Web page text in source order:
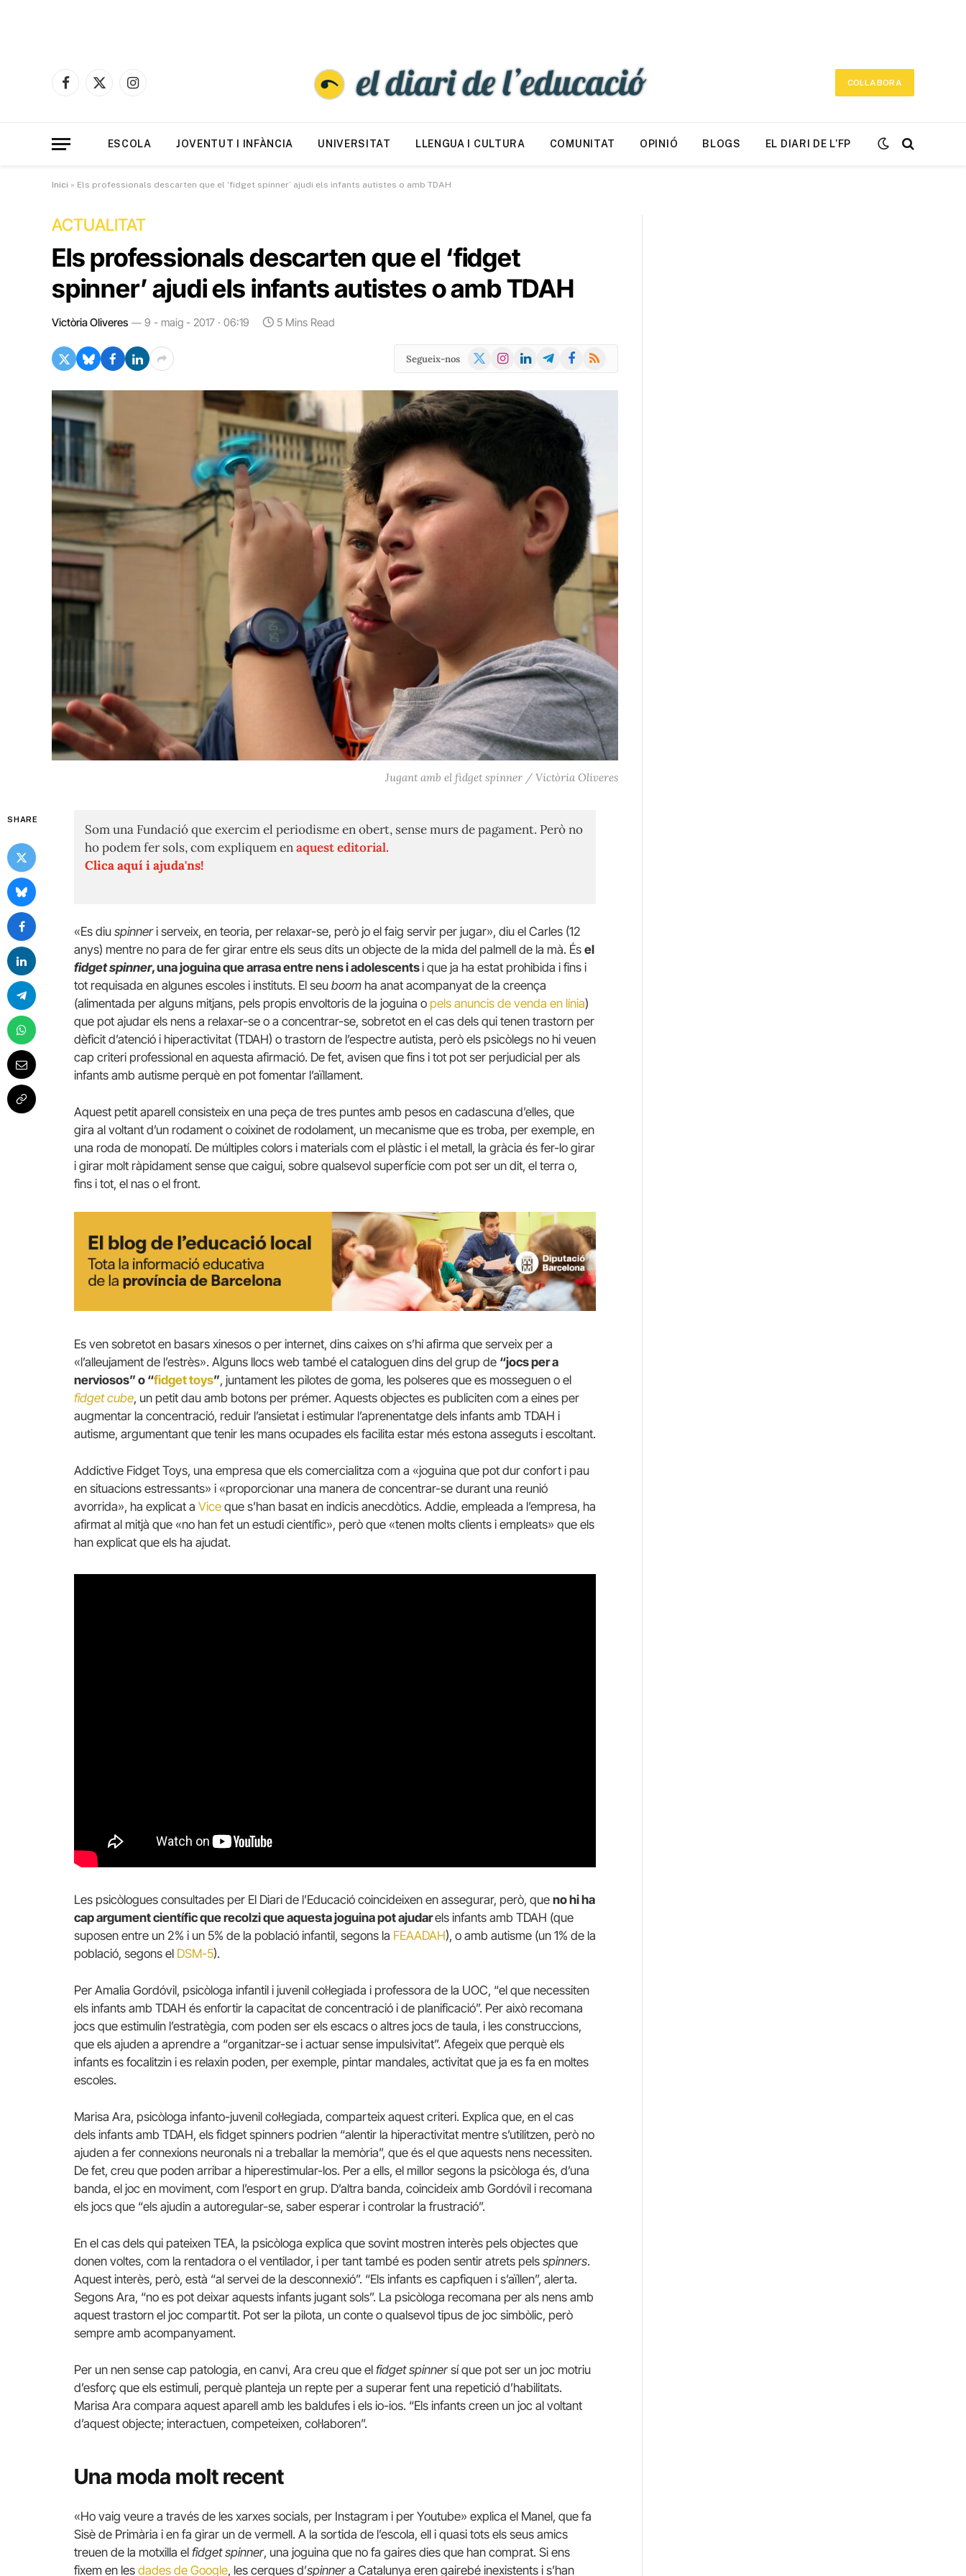
Facebook
X
Instagram
COL·LABORA
ESCOLA JOVENTUT I INFÀNCIA UNIVERSITAT LLENGUA I CULTURA COMUNITAT OPINIÓ BLOGS EL DIARI DE L’FP
Inici » Els professionals descarten que el ‘fidget spinner’ ajudi els infants autistes o amb TDAH
ACTUALITAT
Els professionals descarten que el ‘fidget
spinner’ ajudi els infants autistes o amb TDAH
Victòria Oliveres 9 - maig - 2017 · 06:19 5 Mins Read
Segueix-nos
X
Instagram
LinkedInTelegramFacebook
RSS
Jugant amb el fidget spinner / Victòria Oliveres
SHARE
Som una Fundació que exercim el periodisme en obert, sense murs de pagament. Però no
ho podem fer sols, com expliquem enaquest editorial.
Clica aquí i ajuda'ns!
«Es diu spinneri serveix, en teoria, per relaxar-se, però jo el faig servir per jugar», diu el Carles (12
anys) mentre no para de fer girar entre els seus dits un objecte de la mida del palmell de la mà. És el
fidget spinner, una joguina que arrasa entre nens i adolescentsi que ja ha estat prohibida i fins i
tot requisada en algunes escoles i instituts. El seu boom ha anat acompanyat de la creença
(alimentada per alguns mitjans, pels propis envoltoris de la joguina o pels anuncis de venda en línia)
que pot ajudar els nens a relaxar-se o a concentrar-se, sobretot en el cas dels qui tenen trastorn per
dèficit d’atenció i hiperactivitat (TDAH) o trastorn de l’espectre autista, però els psicòlegs no hi veuen
cap criteri professional en aquesta afirmació. De fet, avisen que fins i tot pot ser perjudicial per als
infants amb autisme perquè en pot fomentar l’aïllament.
Aquest petit aparell consisteix en una peça de tres puntes amb pesos en cadascuna d’elles, que
gira al voltant d’un rodament o coixinet de rodolament, un mecanisme que es troba, per exemple, en
una roda de monopatí. De múltiples colors i materials com el plàstic i el metall, la gràcia és fer-lo girar
i girar molt ràpidament sense que caigui, sobre qualsevol superfície com pot ser un dit, el terra o,
fins i tot, el nas o el front.
Es ven sobretot en basars xinesos o per internet, dins caixes on s’hi afirma que serveix per a
«l’alleujament de l’estrès». Alguns llocs web també el cataloguen dins del grup de “jocs per a
nerviosos” o “fidget toys”, juntament les pilotes de goma, les polseres que es mosseguen o el
fidget cube, un petit dau amb botons per prémer. Aquests objectes es publiciten com a eines per
augmentar la concentració, reduir l’ansietat i estimular l’aprenentatge dels infants amb TDAH i
autisme, argumentant que tenir les mans ocupades els facilita estar més estona asseguts i escoltant.
Addictive Fidget Toys, una empresa que els comercialitza com a «joguina que pot dur confort i pau
en situacions estressants» i «proporcionar una manera de concentrar-se durant una reunió
avorrida», ha explicat a Vice que s’han basat en indicis anecdòtics. Addie, empleada a l’empresa, ha
afirmat al mitjà que «no han fet un estudi científic», però que «tenen molts clients i empleats» que els
han explicat que els ha ajudat.
Les psicòlogues consultades per El Diari de l’Educació coincideixen en assegurar, però, que no hi ha
cap argument científic que recolzi que aquesta joguina pot ajudarels infants amb TDAH (que
suposen entre un 2% i un 5% de la població infantil, segons la FEAADAH), o amb autisme (un 1% de la
població, segons el DSM-5).
Per Amalia Gordóvil, psicòloga infantil i juvenil col·legiada i professora de la UOC, “el que necessiten
els infants amb TDAH és enfortir la capacitat de concentració i de planificació”. Per això recomana
jocs que estimulin l’estratègia, com poden ser els escacs o altres jocs de taula, i les construccions,
que els ajuden a aprendre a “organitzar-se i actuar sense impulsivitat”. Afegeix que perquè els
infants es focalitzin i es relaxin poden, per exemple, pintar mandales, activitat que ja es fa en moltes
escoles.
Marisa Ara, psicòloga infanto-juvenil col·legiada, comparteix aquest criteri. Explica que, en el cas
dels infants amb TDAH, els fidget spinners podrien “alentir la hiperactivitat mentre s’utilitzen, però no
ajuden a fer connexions neuronals ni a treballar la memòria”, que és el que aquests nens necessiten.
De fet, creu que poden arribar a hiperestimular-los. Per a ells, el millor segons la psicòloga és, d’una
banda, el joc en moviment, com l’esport en grup. D’altra banda, coincideix amb Gordóvil i recomana
els jocs que “els ajudin a autoregular-se, saber esperar i controlar la frustració”.
En el cas dels qui pateixen TEA, la psicòloga explica que sovint mostren interès pels objectes que
donen voltes, com la rentadora o el ventilador, i per tant també es poden sentir atrets pels spinners.
Aquest interès, però, està “al servei de la desconnexió”. “Els infants es capfiquen i s’aïllen”, alerta.
Segons Ara, “no es pot deixar aquests infants jugant sols”. La psicòloga recomana per als nens amb
aquest trastorn el joc compartit. Pot ser la pilota, un conte o qualsevol tipus de joc simbòlic, però
sempre amb acompanyament.
Per un nen sense cap patologia, en canvi, Ara creu que el fidget spinnersí que pot ser un joc motriu
d’esforç que els estimuli, perquè planteja un repte per a superar fent una repetició d’habilitats.
Marisa Ara compara aquest aparell amb les baldufes i els io-ios. “Els infants creen un joc al voltant
d’aquest objecte; interactuen, competeixen, col·laboren”.
Una moda molt recent
«Ho vaig veure a través de les xarxes socials, per Instagram i per Youtube» explica el Manel, que fa
Sisè de Primària i en fa girar un de vermell. A la sortida de l’escola, ell i quasi tots els seus amics
treuen de la motxilla el fidget spinner, una joguina que no fa gaires dies que han comprat. Si ens
fixem en les dades de Google, les cerques d’spinnera Catalunya eren gairebé inexistents i s’han